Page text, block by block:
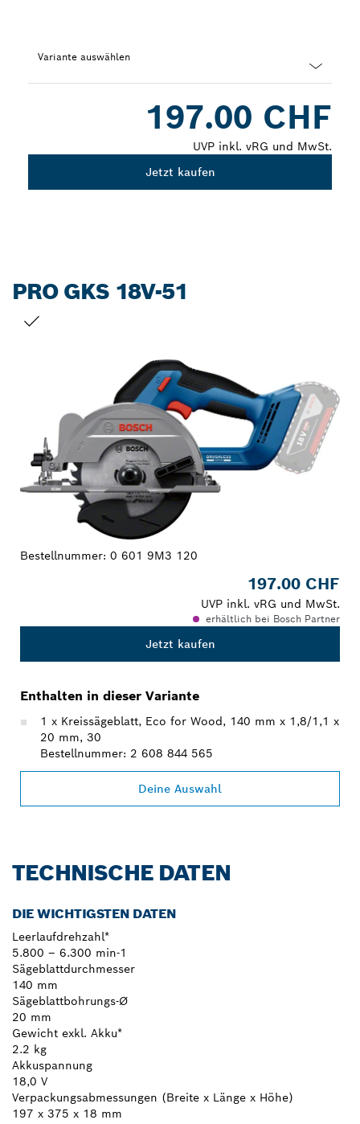
Variante auswählen
197.00 CHF
UVP inkl. vRG und MwSt.
Jetzt kaufen
PRO GKS 18V-51
Bestellnummer: 0 601 9M3 120
197.00 CHF
UVP inkl. vRG und MwSt.
erhältlich bei Bosch Partner
Jetzt kaufen
Enthalten in dieser Variante
1 x Kreissägeblatt, Eco for Wood, 140 mm x 1,8/1,1 x
20 mm, 30
Bestellnummer: 2 608 844 565
Deine Auswahl
TECHNISCHE DATEN
DIE WICHTIGSTEN DATEN
Leerlaufdrehzahl*
5.800 – 6.300 min-1
Sägeblattdurchmesser
140 mm
Sägeblattbohrungs-Ø
20 mm
Gewicht exkl. Akku*
2.2 kg
Akkuspannung
18,0 V
Verpackungsabmessungen (Breite x Länge x Höhe)
197 x 375 x 18 mm